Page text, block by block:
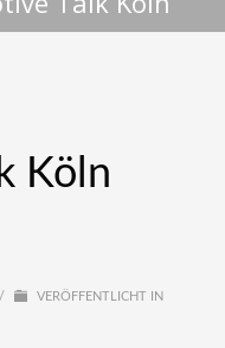
Köln
/
VERÖFFENTLICHT IN